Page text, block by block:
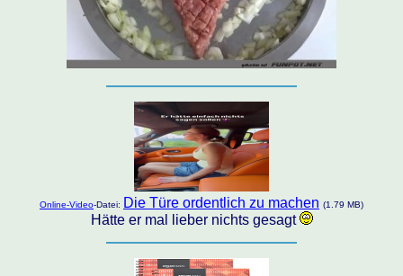
Online-Video-Datei: Die Türe ordentlich zu machen (1.79 MB)
Hätte er mal lieber nichts gesagt